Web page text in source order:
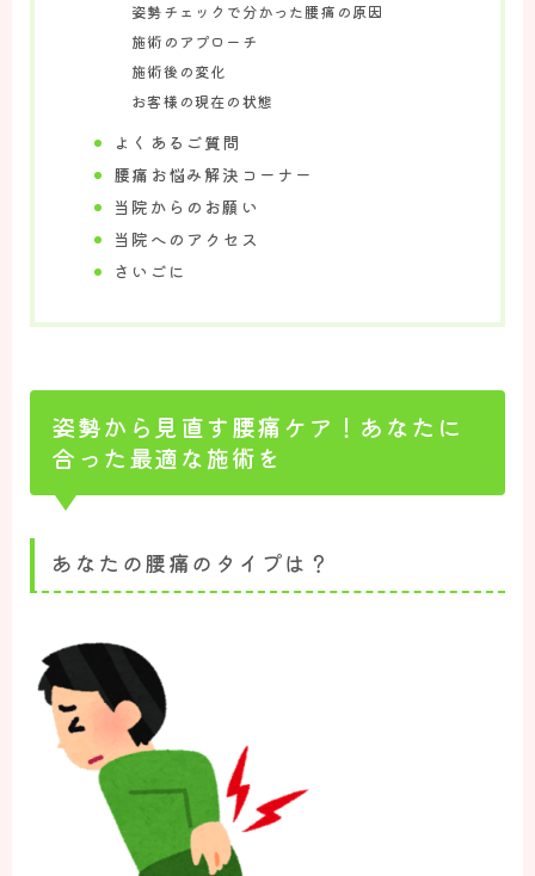
腰痛の方のお悩み解決
肩痛の方のお悩み解決
姿勢チェックで分かった腰痛の原因
施術のアプローチ
施術後の変化
お客様の現在の状態
よくあるご質問
腰痛お悩み解決コーナー
当院からのお願い
当院へのアクセス
さいごに
姿勢から見直す腰痛ケア！あなたに
合った最適な施術を
あなたの腰痛のタイプは？